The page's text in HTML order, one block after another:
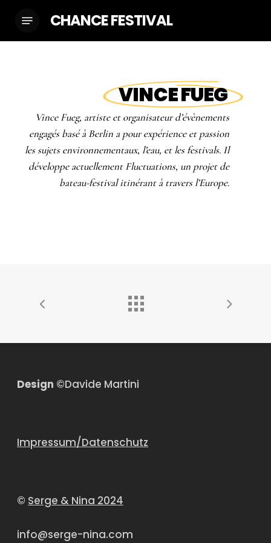
main
Menu CHANCE FESTIVAL
VINCE FUEG
Vince Fueg, artiste et organisateur d’évènements
engagés basé à Berlin a pour expérience et passion
les sujets environnementaux, l’eau, et les festivals. Il
développe actuellement Fluctuations, un projet de
bateau-festival itinérant à travers l’Europe.
Design ©Davide Martini
Impressum/Datenschutz
© Serge & Nina 2024
info@serge-nina.com